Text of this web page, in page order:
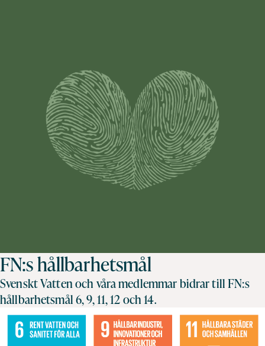
FN:s hållbarhetsmål
Svenskt Vatten och våra medlemmar bidrar till FN:s
hållbarhetsmål 6, 9, 11, 12 och 14.